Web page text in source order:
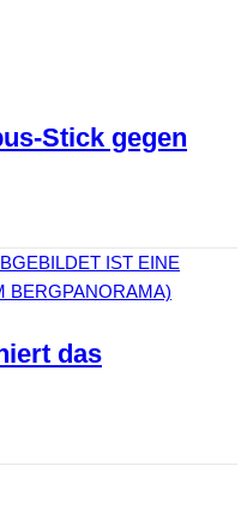
Stick gegen
das